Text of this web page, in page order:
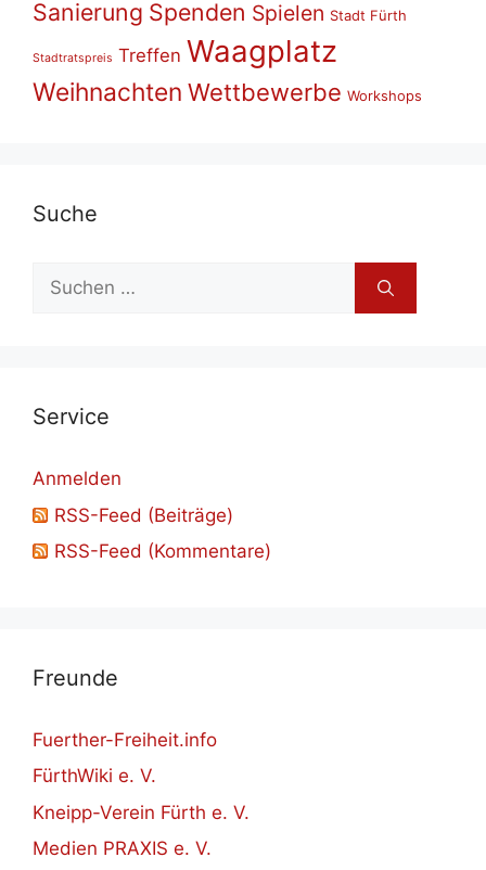
Sanierung Spenden Spielen Stadt Fürth
Stadtratspreis Treffen Waagplatz
Weihnachten Wettbewerbe Workshops
Su­che
Suchen
nach:
Ser­vice
Anmelden
RSS-Feed (Beiträge)
RSS-Feed (Kommentare)
Freun­de
Fuerther-Freiheit.info
FürthWiki e. V.
Kneipp-Verein Fürth e. V.
Medien PRAXIS e. V.